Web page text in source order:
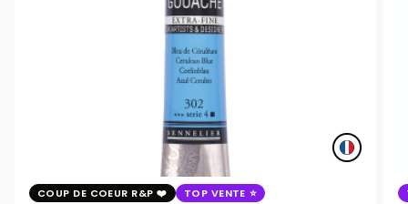
COUP DE COEUR R&P TOP VENTE